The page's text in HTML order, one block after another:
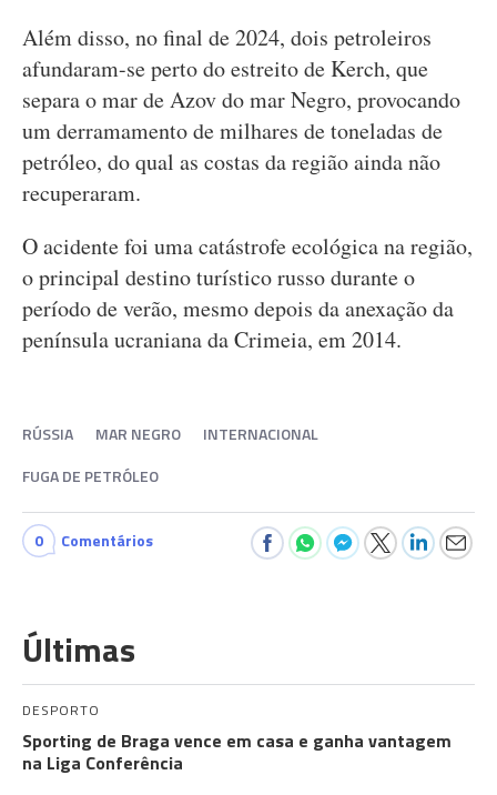
Além disso, no final de 2024, dois petroleiros
afundaram-se perto do estreito de Kerch, que
separa o mar de Azov do mar Negro, provocando
um derramamento de milhares de toneladas de
petróleo, do qual as costas da região ainda não
recuperaram.
O acidente foi uma catástrofe ecológica na região,
o principal destino turístico russo durante o
período de verão, mesmo depois da anexação da
península ucraniana da Crimeia, em 2014.
RÚSSIA MAR NEGRO
INTERNACIONAL
FUGA DE PETRÓLEO
0 Comentários
Últimas
DESPORTO
Sporting de Braga vence em casa e ganha vantagem
na Liga Conferência